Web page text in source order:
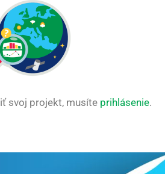
svoj projekt, musíte prihlásenie.